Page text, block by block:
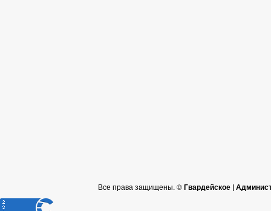
Все права защищены. ©Гвардейское |